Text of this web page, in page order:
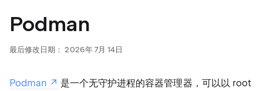
Podman
最后修改日期： 2026年 7月 14日
Podman
是一个无守护进程的容器管理器，可以以 root